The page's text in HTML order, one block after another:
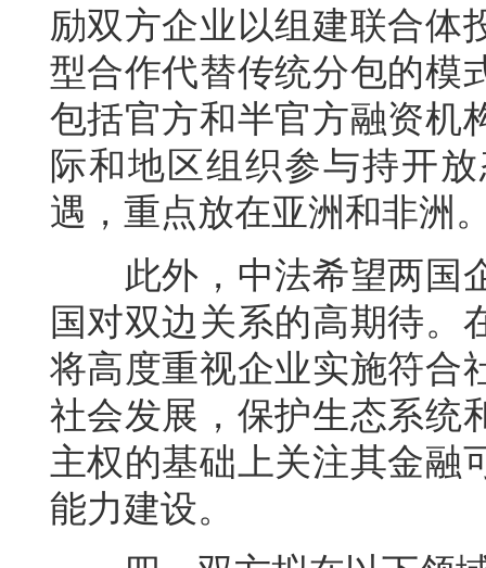
励双方企业以组建联合体
型合作代替传统分包的模
包括官方和半官方融资机
际和地区组织参与持开
遇，重点放在亚洲和非洲
此外，中法希望两国企
国对双边关系的高期待。
将高度重视企业实施符合
社会发展，保护生态系统
主权的基础上关注其金融
能力建设。